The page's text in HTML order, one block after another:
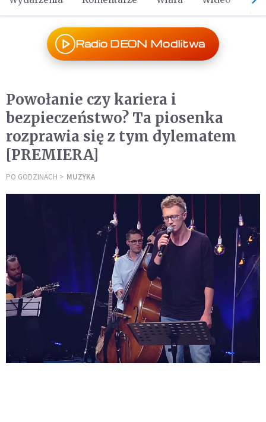
Radio DEON Modlitwa
Powołanie czy kariera i
bezpieczeństwo? Ta piosenka
rozprawia się z tym dylematem
[PREMIERA]
PO GODZINACH MUZYKA